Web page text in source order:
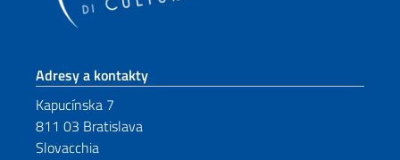
Footer section
Adresy a kontakty
Kapucínska 7
811 03 Bratislava
Slovacchia